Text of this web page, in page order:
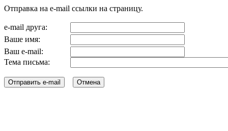
Отправка на e-mail ссылки на страницу.
e-mail друга:
Ваше имя:
Ваш e-mail:
Тема письма: